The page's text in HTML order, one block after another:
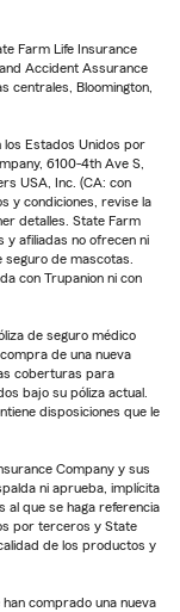
Farm Life Insurance
Accident Assurance
centrales, Bloomington,
Estados Unidos por
6100-4th Ave S,
USA, Inc. (CA: con
y condiciones, revise la
detalles. State Farm
y afiliadas no ofrecen ni
de mascotas.
con Trupanion ni con
de seguro médico
de una nueva
coberturas para
bajo su póliza actual.
disposiciones que le
Company y sus
ni aprueba, implícita
al que se haga referencia
por terceros y State
de los productos y
comprado una nueva